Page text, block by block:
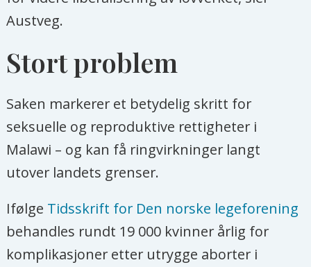
Austveg.
Stort problem
Saken markerer et betydelig skritt for
seksuelle og reproduktive rettigheter i
Malawi – og kan få ringvirkninger langt
utover landets grenser.
Ifølge Tidsskrift for Den norske legeforening
behandles rundt 19 000 kvinner årlig for
komplikasjoner etter utrygge aborter i